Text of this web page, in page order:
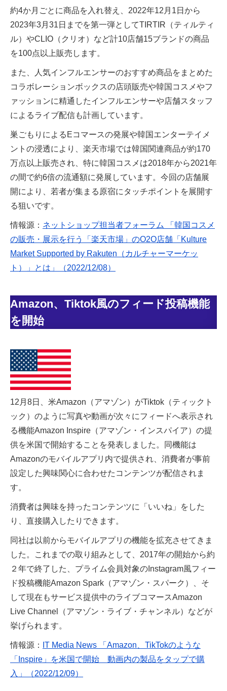
約4か月ごとに商品を入れ替え、2022年12月1日から
2023年3月31日までを第一弾としてTIRTIR（ティルティ
ル）やCLIO（クリオ）など計10店舗15ブランドの商品
を100点以上販売します。
また、人気インフルエンサーのおすすめ商品をまとめた
コラボレーションボックスの店頭販売や韓国コスメやフ
ァッションに精通したインフルエンサーや店舗スタッフ
によるライブ配信も計画しています。
巣ごもりによるEコマースの発展や韓国エンターテイメ
ントの浸透により、楽天市場では韓国関連商品が約170
万点以上販売され、特に韓国コスメは2018年から2021年
の間で約6倍の流通額に発展しています。今回の店舗展
開により、若者が集まる原宿にタッチポイントを展開す
る狙いです。
情報源： ネットショップ担当者フォーラム 「韓国コスメ
の販売・展示を行う「楽天市場」のO2O店舗「Kulture
Market Supported by Rakuten（カルチャーマーケッ
ト）」とは」（2022/12/08）
Amazon、Tiktok風のフィード投稿機能
を開始
12月8日、米Amazon（アマゾン）がTiktok（ティックト
ック）のように写真や動画が次々にフィードへ表示され
る機能Amazon Inspire（アマゾン・インスパイア）の提
供を米国で開始することを発表しました。同機能は
Amazonのモバイルアプリ内で提供され、消費者が事前
設定した興味関心に合わせたコンテンツが配信されま
す。
消費者は興味を持ったコンテンツに「いいね」をした
り、直接購入したりできます。
同社は以前からモバイルアプリの機能を拡充させてきま
した。これまでの取り組みとして、2017年の開始から約
２年で終了した、プライム会員対象のInstagram風フィー
ド投稿機能Amazon Spark（アマゾン・スパーク）、そ
して現在もサービス提供中のライブコマースAmazon
Live Channel（アマゾン・ライブ・チャンネル）などが
挙げられます。
情報源：
IT Media News 「Amazon、TikTokのような
「Inspire」を米国で開始 動画内の製品をタップで購
入」（2022/12/09）